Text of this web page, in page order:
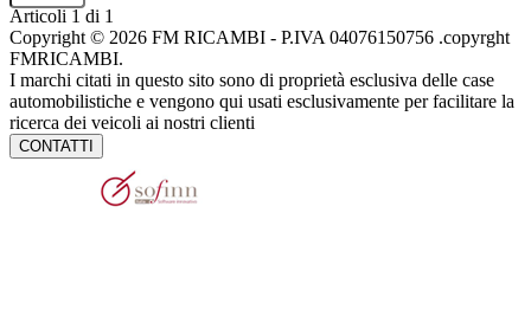
Articoli 1 di 1
Copyright © 2026 FM RICAMBI - P.IVA 04076150756 .copyrght
FMRICAMBI.
I marchi citati in questo sito sono di proprietà esclusiva delle case
automobilistiche e vengono qui usati esclusivamente per facilitare la
ricerca dei veicoli ai nostri clienti
CONTATTI